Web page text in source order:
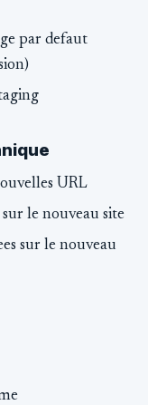
par defaut
URL
le nouveau site
sur le nouveau